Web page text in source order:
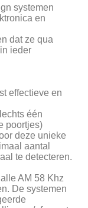
systemen
en
dat ze qua
ieder
effectieve en
één
poortjes)
deze unieke
aantal
te detecteren.
AM 58 Khz
De systemen